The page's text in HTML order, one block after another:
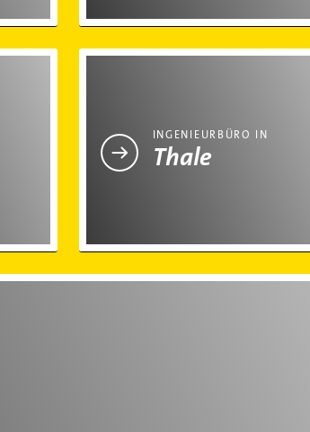
INGENIEURBÜRO IN
Thale